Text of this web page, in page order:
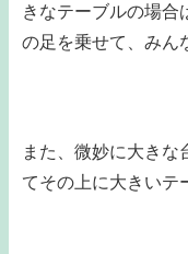
きなテーブルの場合
の足を乗せて、みん
また、微妙に大きな
てその上に大きいテ